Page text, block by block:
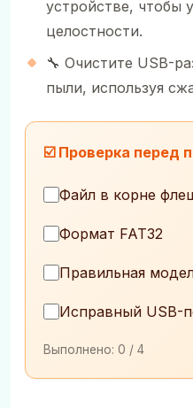
устройстве, чтобы
целостности.
🔧 Очистите USB-
пыли, используя
☑️ Проверка перед
Файл в корне
Формат FAT32
Правильная
Исправный USB-
Выполнено: 0 / 4